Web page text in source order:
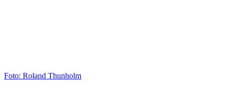
Foto: Roland Thunholm